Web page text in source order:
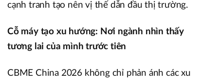
cạnh tranh tạo nên vị thế dẫn đầu thị trường.
Cỗ máy tạo xu hướng: Nơi ngành nhìn thấy
tương lai của mình trước tiên
CBME China 2026 không chỉ phản ánh các xu